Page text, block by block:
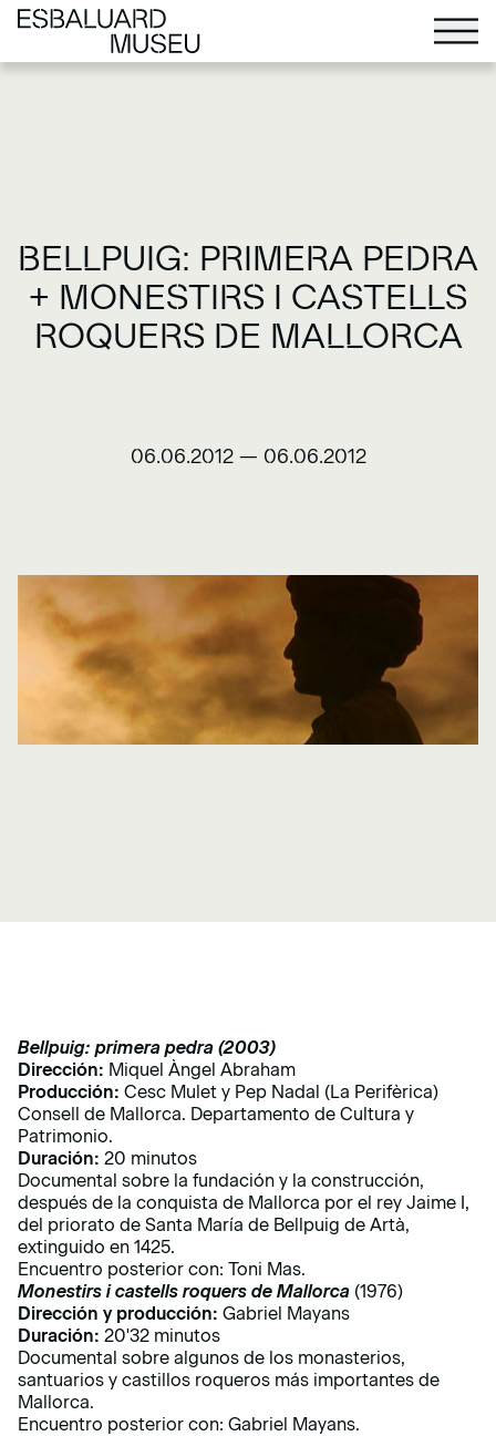
BELLPUIG: PRIMERA PEDRA
+ MONESTIRS I CASTELLS
ROQUERS DE MALLORCA
06.06.2012 — 06.06.2012
Bellpuig: primera pedra (2003)
Dirección: Miquel Àngel Abraham
Producción: Cesc Mulet y Pep Nadal (La Perifèrica)
Consell de Mallorca. Departamento de Cultura y
Patrimonio.
Duración: 20 minutos
Documental sobre la fundación y la construcción,
después de la conquista de Mallorca por el rey Jaime I,
del priorato de Santa María de Bellpuig de Artà,
extinguido en 1425.
Encuentro posterior con: Toni Mas.
Monestirs i castells roquers de Mallorca (1976)
Dirección y producción: Gabriel Mayans
Duración: 20'32 minutos
Documental sobre algunos de los monasterios,
santuarios y castillos roqueros más importantes de
Mallorca.
Encuentro posterior con: Gabriel Mayans.